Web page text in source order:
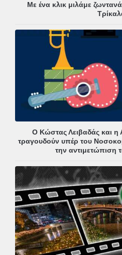
Με ένα κλικ μιλάμε
Ο Κώστας Λειβαδάς και
τραγουδούν υπέρ του
την αντιμετώπιση